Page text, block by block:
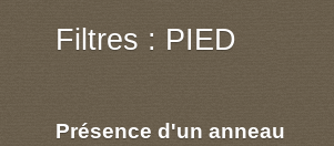
Filtres : PIED
Présence d'un anneau